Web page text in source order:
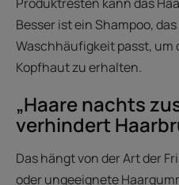
Besser ist ein Shampoo,
Waschhäufigkeit passt, um
Kopfhaut zu erhalten.
„Haare nachts
verhindert
Das hängt von der Art der
oder ungeeignete